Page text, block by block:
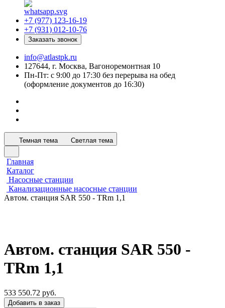
+7 (977) 123-16-19
+7 (931) 012-10-76
Заказать звонок
info@atlastpk.ru
127644, г. Москва, Вагоноремонтная 10
Пн-Пт: с 9:00 до 17:30 без перерыва на обед
(оформление документов до 16:30)
Темная тема Светлая тема
Главная
Каталог
Насосные станции
Канализационные насосные станции
Автом. станция SAR 550 - TRm 1,1
Автом. станция SAR 550 -
TRm 1,1
533 550.72 руб.
Добавить в заказ